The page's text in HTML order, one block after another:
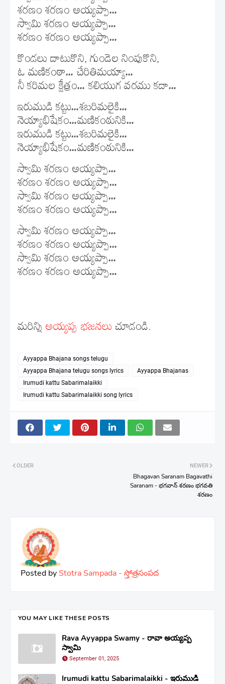
శరణం శరణం అయ్యప్పా…
స్వామి శరణం అయ్యప్పా…
శరణం శరణం అయ్యప్పా…
కొండలు దాటుకొని, గుండెల నింపుకొని,
ఓ మణికంఠా… చేరితిమయ్యా…
నీ కరిమల క్షేత్రం… కలియుగ వరము కదా…
ఇరుముడి కట్టు…శబరిమలైకి…
నెయ్యాభిషేకం…మణికంఠునికి…
ఇరుముడి కట్టు…శబరిమలైకి…
నెయ్యాభిషేకం…మణికంఠునికి…
స్వామి శరణం అయ్యప్పా…
శరణం శరణం అయ్యప్పా…
స్వామి శరణం అయ్యప్పా…
శరణం శరణం అయ్యప్పా…
స్వామి శరణం అయ్యప్పా…
శరణం శరణం అయ్యప్పా…
స్వామి శరణం అయ్యప్పా…
శరణం శరణం అయ్యప్పా…
మరిన్నిఅయ్యప్ప భజనలుచూడండి.
Ayyappa Bhajana songs telugu
Ayyappa Bhajana telugu songs lyrics
Ayyappa Bhajanas
Irumudi kattu Sabarimalaikki
Irumudi kattu Sabarimalaikki song lyrics
NEWER
Bhagavan Saranam Bagavathi
Saranam - భగవాన్ శరణం భగవతి
శరణం
OLDER
Posted by Stotra Sampada - స్తోత్రసంపద
YOU MAY LIKE THESE POSTS
Rava Ayyappa Swamy - రావా అయ్యప్ప
స్వామి
September 01, 2025
Irumudi kattu Sabarimalaikki - ఇరుముడి